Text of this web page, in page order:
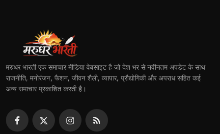
मरुधर भारती एक समाचार मीडिया वेबसाइट है जो देश भर से नवीनतम अपडेट के साथ
राजनीति, मनोरंजन, फैशन, जीवन शैली, व्यापार, प्रौद्योगिकी और अपराध सहित कई
अन्य समाचार प्रकाशित करती है।